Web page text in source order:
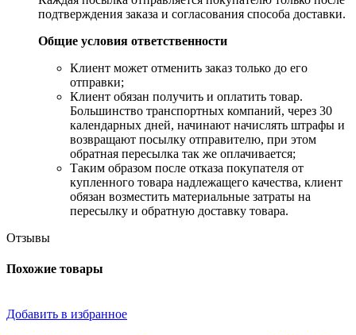
подтверждения заказа и согласования способа доставки.
Общие условия ответственности
​Клиент может отменить заказ только до его
отправки;
​Клиент обязан получить и оплатить товар.
Большинство транспортных компаний, через 30
календарных дней, начинают начислять штрафы и
возвращают посылку отправителю, при этом
обратная пересылка так же оплачивается;
​Таким образом после отказа покупателя от
купленного товара надлежащего качества, клиент
обязан возместить материальные затраты на
пересылку и обратную доставку товара.
Отзывы
Похожие товары
Добавить в избранное